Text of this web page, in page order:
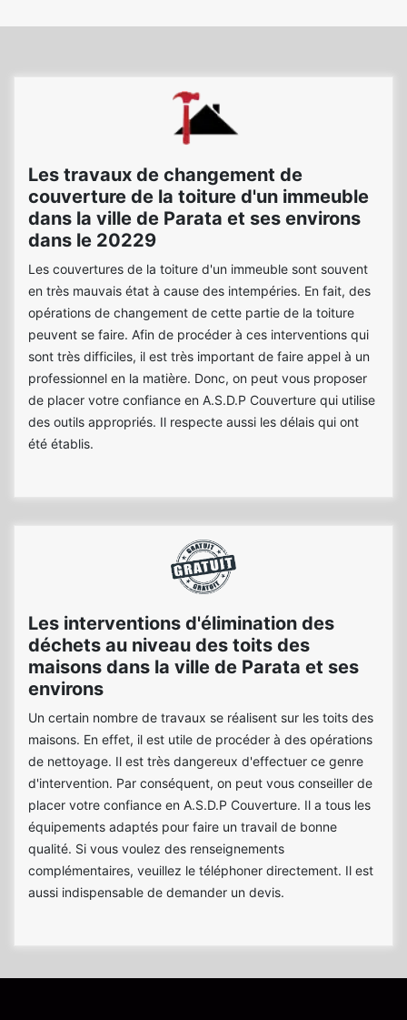
Les travaux de changement de
couverture de la toiture d'un immeuble
dans la ville de Parata et ses environs
dans le 20229
Les couvertures de la toiture d'un immeuble sont souvent
en très mauvais état à cause des intempéries. En fait, des
opérations de changement de cette partie de la toiture
peuvent se faire. Afin de procéder à ces interventions qui
sont très difficiles, il est très important de faire appel à un
professionnel en la matière. Donc, on peut vous proposer
de placer votre confiance en A.S.D.P Couverture qui utilise
des outils appropriés. Il respecte aussi les délais qui ont
été établis.
Les interventions d'élimination des
déchets au niveau des toits des
maisons dans la ville de Parata et ses
environs
Un certain nombre de travaux se réalisent sur les toits des
maisons. En effet, il est utile de procéder à des opérations
de nettoyage. Il est très dangereux d'effectuer ce genre
d'intervention. Par conséquent, on peut vous conseiller de
placer votre confiance en A.S.D.P Couverture. Il a tous les
équipements adaptés pour faire un travail de bonne
qualité. Si vous voulez des renseignements
complémentaires, veuillez le téléphoner directement. Il est
aussi indispensable de demander un devis.